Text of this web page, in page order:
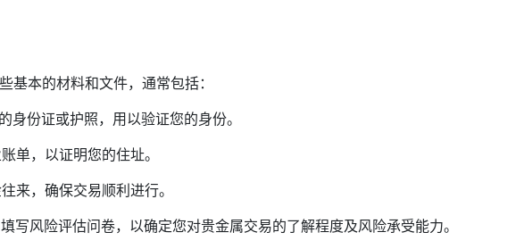
基本的材料和文件，通常包括：
身份证或护照，用以验证您的身份。
单，以证明您的住址。
来，确保交易顺利进行。
写风险评估问卷，以确定您对贵金属交易的了解程度及风险承受能力。